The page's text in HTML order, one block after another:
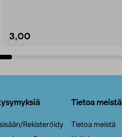
3,00
Rekisteröidy
Tietoa meistä
Tietoa meistä